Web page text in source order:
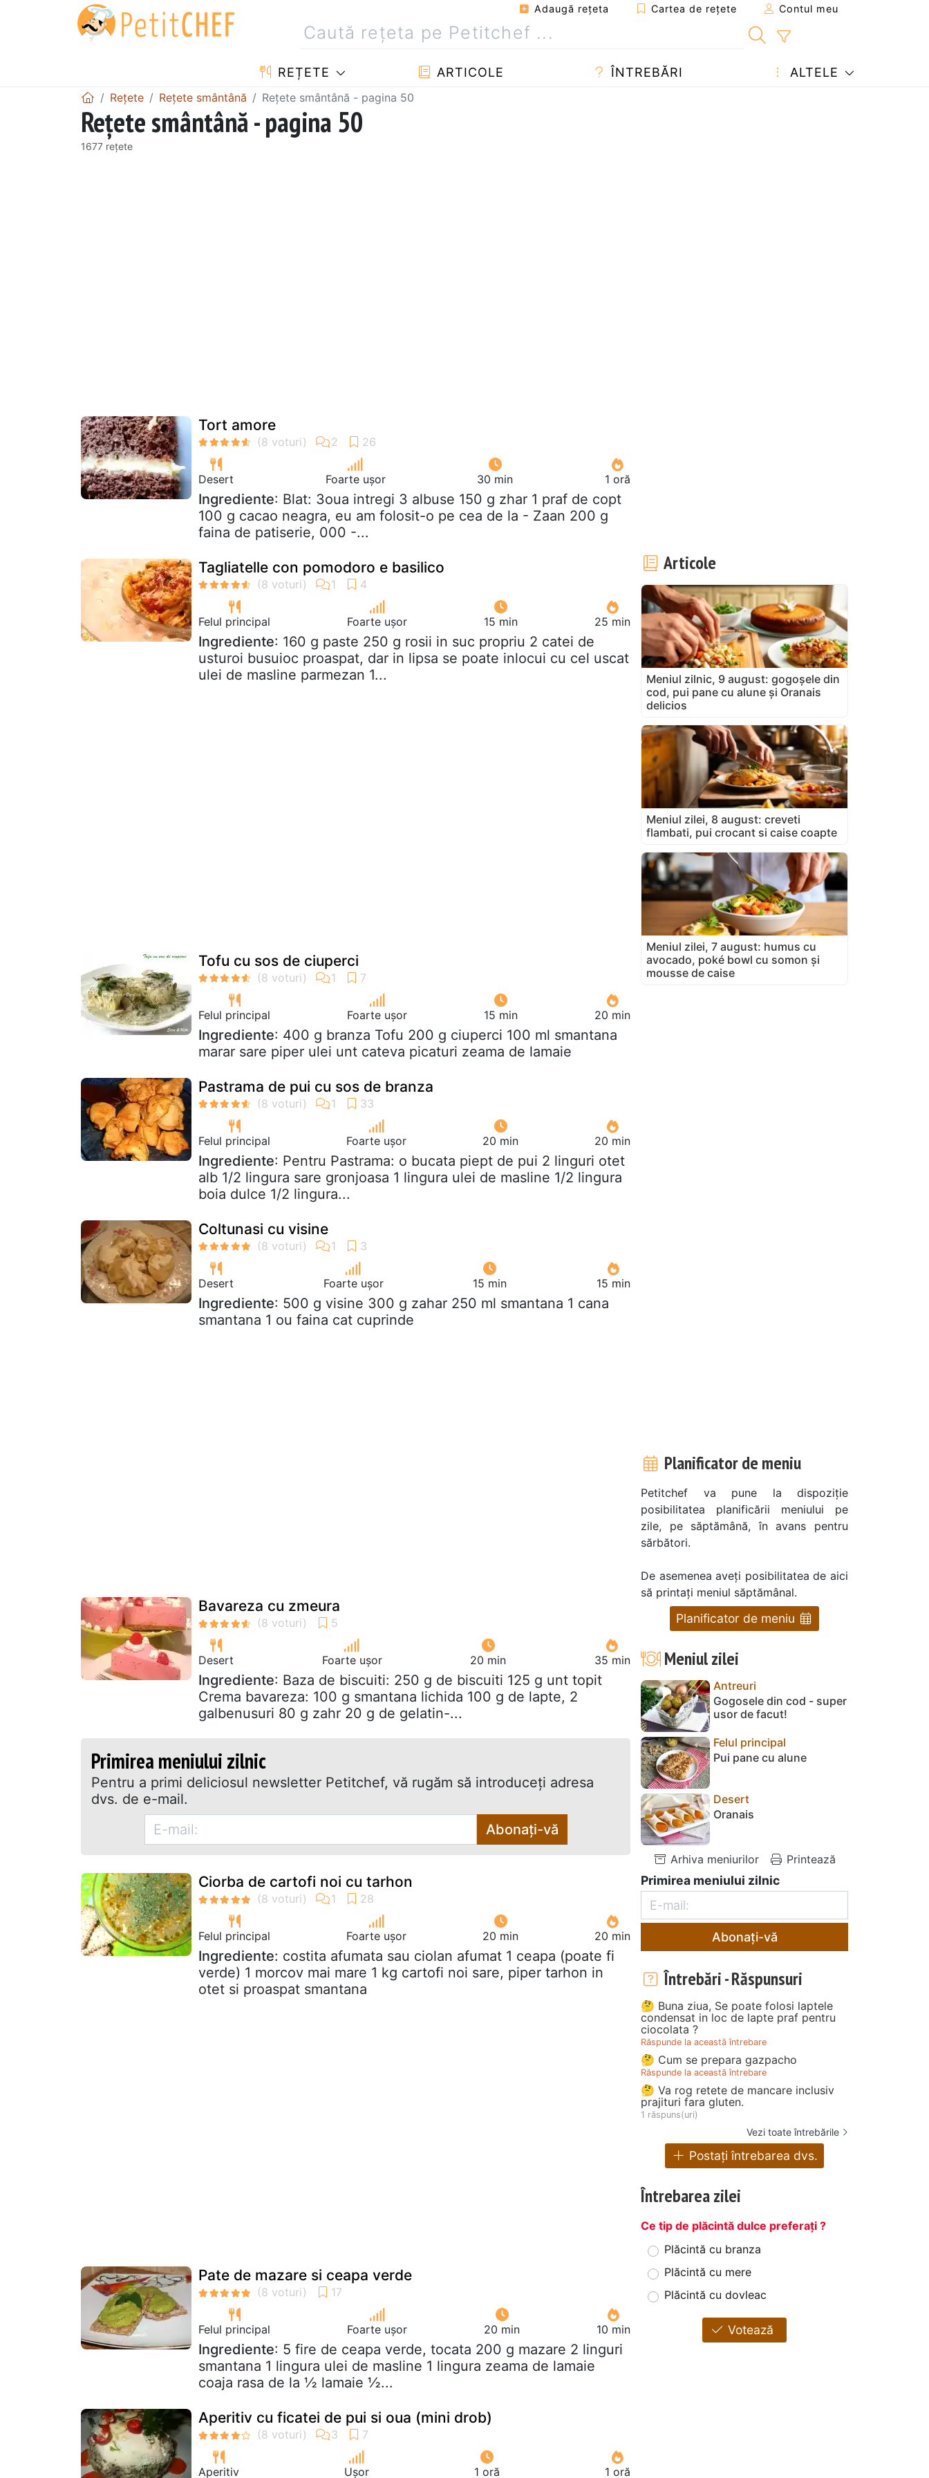
Adaugă reţeta Cartea de rețete Contul meu
REȚETE ARTICOLE ÎNTREBĂRI ALTELE
Rețete Rețete smântână Rețete smântână - pagina 50
Rețete smântână - pagina 50
1677 rețete
Tort amore
Desert Foarte ușor 30 min 1 oră
Ingrediente: Blat: 3oua intregi 3 albuse 150 g zhar 1 praf de copt
100 g cacao neagra, eu am folosit-o pe cea de la - Zaan 200 g
faina de patiserie, 000 -...
Tagliatelle con pomodoro e basilico
Felul principal Foarte ușor 15 min 25 min
Ingrediente: 160 g paste 250 g rosii in suc propriu 2 catei de
usturoi busuioc proaspat, dar in lipsa se poate inlocui cu cel uscat
ulei de masline parmezan 1...
Tofu cu sos de ciuperci
Felul principal Foarte ușor 15 min 20 min
Ingrediente: 400 g branza Tofu 200 g ciuperci 100 ml smantana
marar sare piper ulei unt cateva picaturi zeama de lamaie
Pastrama de pui cu sos de branza
Felul principal Foarte ușor 20 min 20 min
Ingrediente: Pentru Pastrama: o bucata piept de pui 2 linguri otet
alb 1/2 lingura sare gronjoasa 1 lingura ulei de masline 1/2 lingura
boia dulce 1/2 lingura...
Coltunasi cu visine
Desert Foarte ușor 15 min 15 min
Ingrediente: 500 g visine 300 g zahar 250 ml smantana 1 cana
smantana 1 ou faina cat cuprinde
Bavareza cu zmeura
Desert Foarte ușor 20 min 35 min
Ingrediente: Baza de biscuiti: 250 g de biscuiti 125 g unt topit
Crema bavareza: 100 g smantana lichida 100 g de lapte, 2
galbenusuri 80 g zahr 20 g de gelatin-...
Primirea meniului zilnic
Pentru a primi deliciosul newsletter Petitchef, vă rugăm să introduceţi adresa
dvs. de e-mail.
Abonați-vă
Ciorba de cartofi noi cu tarhon
Felul principal Foarte ușor 20 min 20 min
Ingrediente: costita afumata sau ciolan afumat 1 ceapa (poate fi
verde) 1 morcov mai mare 1 kg cartofi noi sare, piper tarhon in
otet si proaspat smantana
Pate de mazare si ceapa verde
Felul principal Foarte ușor 20 min 10 min
Ingrediente: 5 fire de ceapa verde, tocata 200 g mazare 2 linguri
smantana 1 lingura ulei de masline 1 lingura zeama de lamaie
coaja rasa de la ½ lamaie ½...
Aperitiv cu ficatei de pui si oua (mini drob)
Aperitiv Ușor 1 oră 1 oră
Articole
Meniul zilnic, 9 august: gogoșele din
cod, pui pane cu alune și Oranais
delicios
Meniul zilei, 8 august: creveti
flambati, pui crocant si caise coapte
Meniul zilei, 7 august: humus cu
avocado, poké bowl cu somon și
mousse de caise
Planificator de meniu
Petitchef va pune la dispoziție
posibilitatea planificării meniului pe
zile, pe săptămână, în avans pentru
sărbători.
De asemenea aveți posibilitatea de aici
să printați meniul săptămânal.
Planificator de meniu
Meniul zilei
Antreuri
Gogosele din cod - super
usor de facut!
Felul principal
Pui pane cu alune
Desert
Oranais
Arhiva meniurilor Printează
Primirea meniului zilnic
Abonați-vă
Întrebări - Răspunsuri
🤔 Buna ziua, Se poate folosi laptele
condensat in loc de lapte praf pentru
ciocolata ?
Răspunde la această întrebare
🤔 Cum se prepara gazpacho
Răspunde la această întrebare
🤔 Va rog retete de mancare inclusiv
prajituri fara gluten.
1 răspuns(uri)
Vezi toate întrebările
Postați întrebarea dvs.
Întrebarea zilei
Ce tip de plăcintă dulce preferați ?
Plăcintă cu branza
Plăcintă cu mere
Plăcintă cu dovleac
Votează